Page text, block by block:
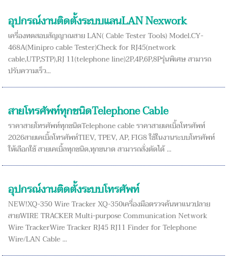
อุปกรณ์งานติดตั้งระบบแลนLAN Nexwork
เครื่องทดสอบสัญญาณสาย LAN( Cable Tester Tools) Model.CY-
468A(Minipro cable Tester)Check for RJ45(network
cable,UTP,STP),RJ 11(telephone line)2P,4P,6P,8Pรุ่นพิเศษ สามารถ
ปรับความเร็ว...
สายโทรศัพท์ทุกชนิดTelephone Cable
ราคาสายโทรศัพท์ทุกชนิดTelephone cable ราคาสายเคเบิ้ลโทรศัพท์
2026สายเคเบิ้ลโทรศัพท์TIEV, TPEV, AP, FIG8 ใช้ในงานระบบโทรศัพท์
ให้เลือกใช้ สายเคเบิ้ลทุกชนิด,ทุกขนาด สามารถสั่งตัดได้ ...
อุปกรณ์งานติดตั้งระบบโทรศัพท์
NEW!XQ-350 Wire Tracker XQ-350เครื่องมือตรวจค้นหาแนวปลาย
สายWIRE TRACKER Multi-purpose Communication Network
Wire TrackerWire Tracker RJ45 RJ11 Finder for Telephone
Wire/LAN Cable ...